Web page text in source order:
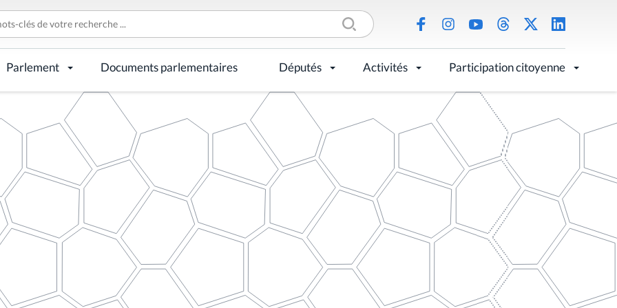
Parlement Documents parlementaires Députés Activités Participation citoyenne